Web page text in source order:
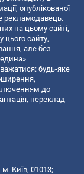
опублікованої
рекламодавець.
на цьому сайті,
цього сайту,
але без
будь-яке
до
переклад
Київ, 01013;